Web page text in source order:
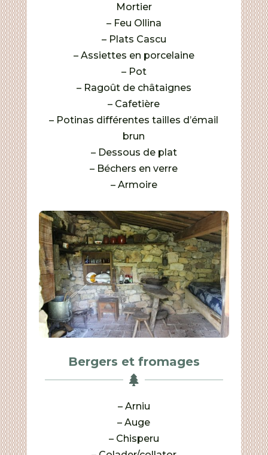
Mortier
– Feu Ollina
– Plats Cascu
– Assiettes en porcelaine
– Pot
– Ragoût de châtaignes
– Cafetière
– Potinas différentes tailles d’émail
brun
– Dessous de plat
– Béchers en verre
– Armoire
Bergers et fromages

– Arniu
– Auge
– Chisperu